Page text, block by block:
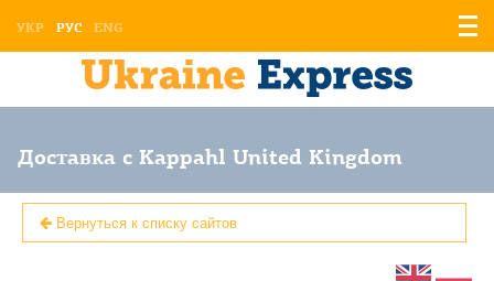
УКР РУС ENG
Доставка с Kappahl United Kingdom
Вернуться к списку сайтов